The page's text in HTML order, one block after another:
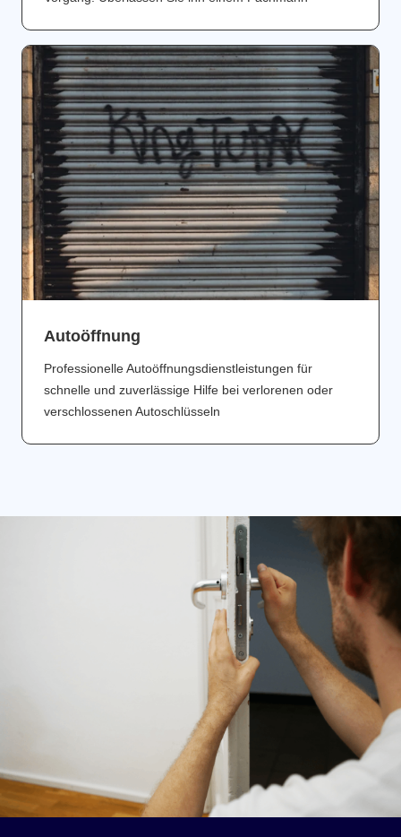
Аutoöffnung
Professionelle Autoöffnungsdienstleistungen für
schnelle und zuverlässige Hilfe bei verlorenen oder
verschlossenen Autoschlüsseln